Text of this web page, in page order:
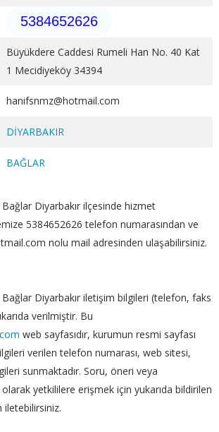
5384652626
Büyükdere Caddesi Rumeli Han No. 40 Kat
1 Mecidiyeköy 34394
hanifsnmz@hotmail.com
DİYARBAKIR
BAĞLAR
Bağlar Diyarbakır ilçesinde hizmet
5384652626 telefon numarasından ve
nolu mail adresinden ulaşabilirsiniz.
Bağlar Diyarbakır iletişim bilgileri (telefon, faks
verilmiştir. Bu
web sayfasıdır, kurumun resmi sayfası
verilen telefon numarası, web sitesi,
sunmaktadır. Soru, öneri veya
yetkililere erişmek için yukarıda bildirilen